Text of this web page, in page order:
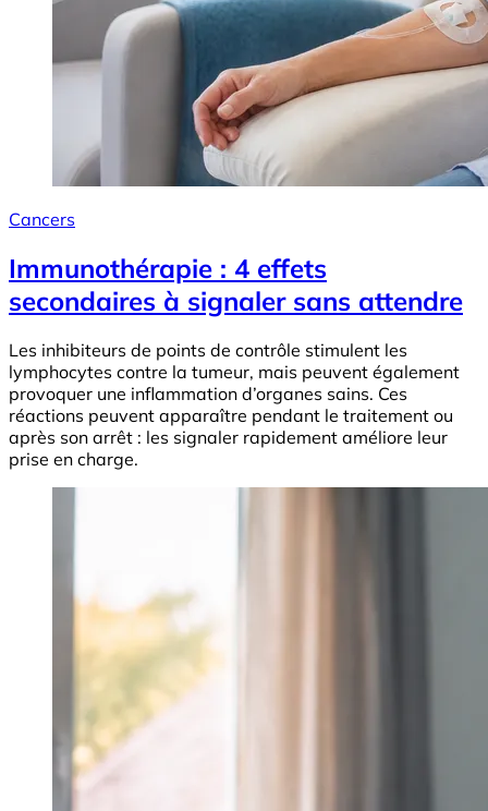
Cancers
Immunothérapie : 4 effets
secondaires à signaler sans attendre
Les inhibiteurs de points de contrôle stimulent les
lymphocytes contre la tumeur, mais peuvent également
provoquer une inflammation d’organes sains. Ces
réactions peuvent apparaître pendant le traitement ou
après son arrêt : les signaler rapidement améliore leur
prise en charge.